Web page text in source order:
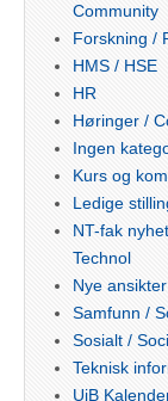
Community
Forskning /
HMS / HSE
HR
Høringer /
Ingen
Kurs og
Ledige
NT-fak
Technol
Nye
Samfunn /
Sosialt /
Teknisk
UiB